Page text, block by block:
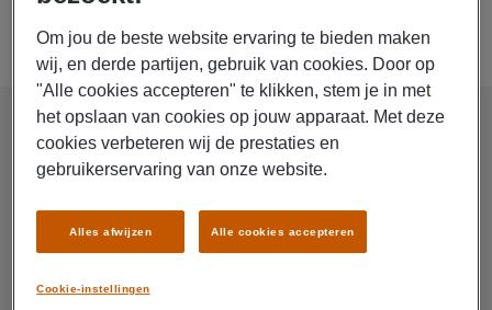
Om jou de beste website ervaring te bieden maken
wij, en derde partijen, gebruik van cookies. Door op
"Alle cookies accepteren" te klikken, stem je in met
het opslaan van cookies op jouw apparaat. Met deze
cookies verbeteren wij de prestaties en
gebruikerservaring van onze website.
Cookie-instellingen
Alles afwijzen Alle cookies accepteren